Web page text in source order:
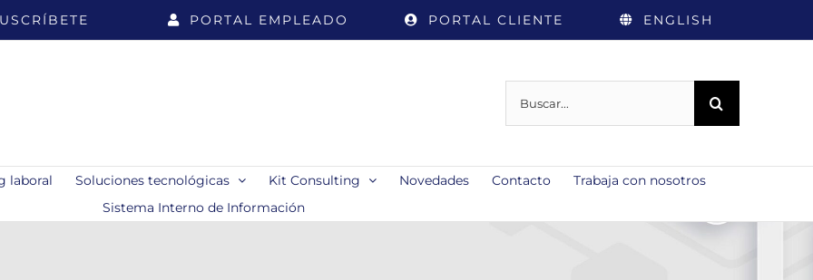
PORTAL EMPLEADO PORTAL CLIENTE ENGLISH
laboral Soluciones tecnológicas Kit Consulting Novedades Contacto
Trabaja con nosotros
Sistema Interno de Información